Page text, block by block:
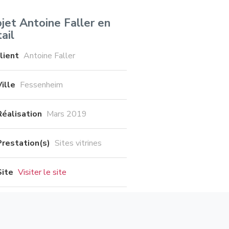
Antoine Faller en
Antoine Faller
Fessenheim
Mars 2019
Sites vitrines
Visiter le site